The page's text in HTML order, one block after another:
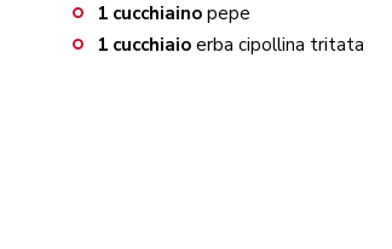
1 cucchiaino pepe
1 cucchiaio erba cipollina tritata